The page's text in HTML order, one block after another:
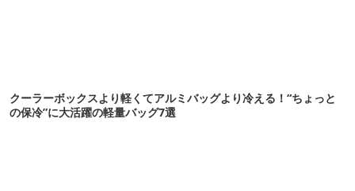
クーラーボックスより軽くてアルミバッグより冷える！“ちょっと
の保冷”に大活躍の軽量バッグ7選